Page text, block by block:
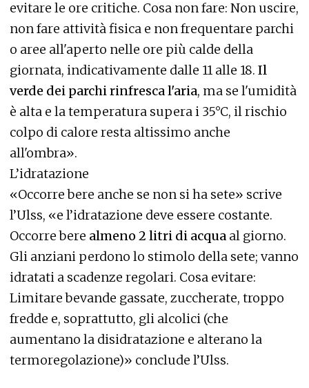
evitare le ore critiche. Cosa non fare: Non uscire,
non fare attività fisica e non frequentare parchi
o aree all'aperto nelle ore più calde della
giornata, indicativamente dalle 11 alle 18. Il
verde dei parchi rinfresca l'aria, ma se l'umidità
è alta e la temperatura supera i 35°C, il rischio
colpo di calore resta altissimo anche
all'ombra».
L’idratazione
«Occorre bere anche se non si ha sete» scrive
l’Ulss, «e l’idratazione deve essere costante.
Occorre bere almeno 2 litri di acqua al giorno.
Gli anziani perdono lo stimolo della sete; vanno
idratati a scadenze regolari. Cosa evitare:
Limitare bevande gassate, zuccherate, troppo
fredde e, soprattutto, gli alcolici (che
aumentano la disidratazione e alterano la
termoregolazione)» conclude l’Ulss.